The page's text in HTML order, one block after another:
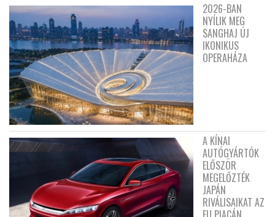
2026-BAN
NYÍLIK MEG
SANGHAJ ÚJ
IKONIKUS
OPERAHÁZA
A KÍNAI
AUTÓGYÁRTÓK
ELŐSZÖR
MEGELŐZTÉK
JAPÁN
RIVÁLISAIKAT AZ